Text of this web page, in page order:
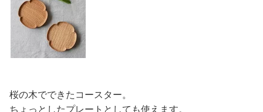
桜の木でできたコースター。
ちょっとしたプレートとしても使えます。